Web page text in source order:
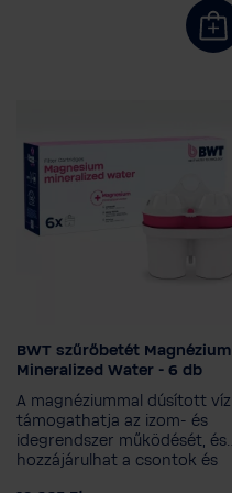
Kiegyensúlyozott lúgos
EXTRA
Kiszerelés
3 darab
1+3 utántöltés
Szűrő technológia
Magnézium Mineralized
Water
CINC + Magnézium
Mineralized Water
BWT szűrőbetét Magnézium
Mineralized Water - 6 db
A magnéziummal dúsított víz
támogathatja az izom- és
idegrendszer működését, és
hozzájárulhat a csontok és